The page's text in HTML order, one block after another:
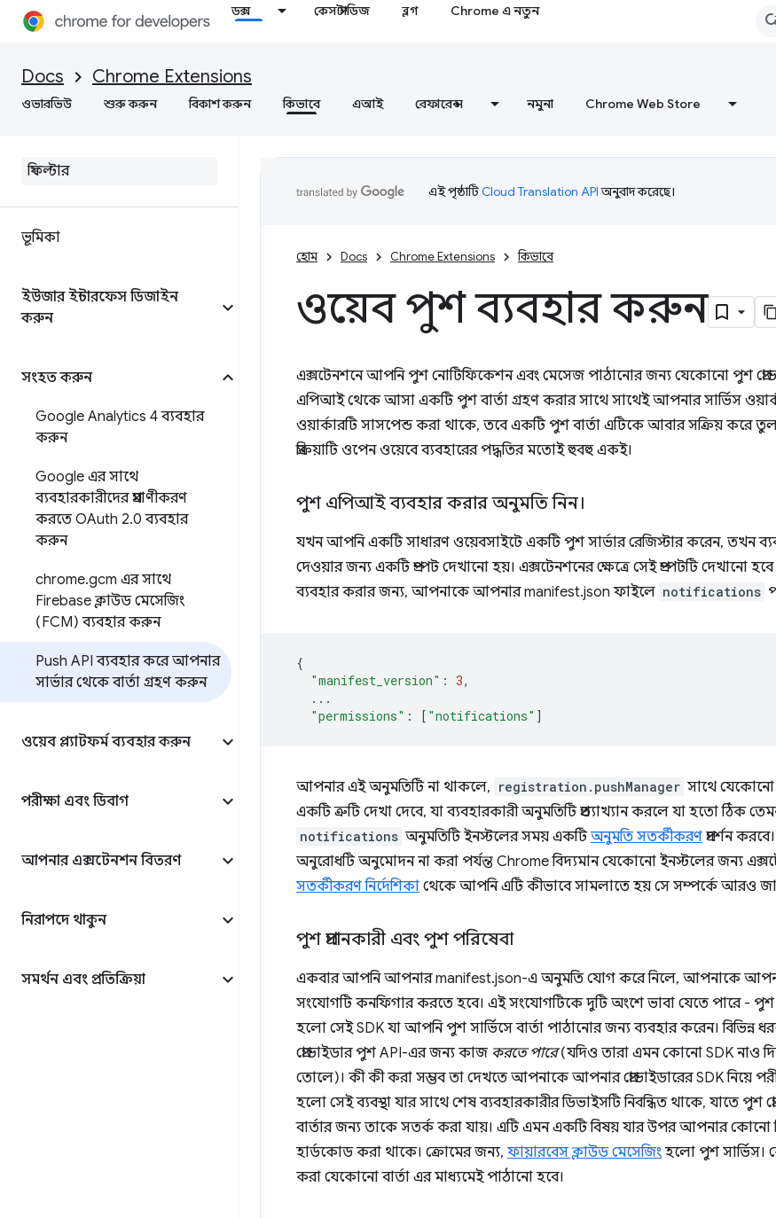
ডক্স কেস স্টাডিজ ব্লগ Chrome এ নতুন
Docs Chrome Extensions
ওভারভিউ শুরু করুন বিকাশ করুন কিভাবে এআই রেফারেন্স নমুনা Chrome Web Store
ভূমিকা
ইউজার ইন্টারফেস ডিজাইন
করুন
সংহত করুন
Google Analytics 4 ব্যবহার
করুন
Google এর সাথে
ব্যবহারকারীদের প্রমাণীকরণ
করতে OAuth 2.0 ব্যবহার
করুন
chrome.gcm এর সাথে
Firebase ক্লাউড মেসেজিং
(FCM) ব্যবহার করুন
Push API ব্যবহার করে আপনার
সার্ভার থেকে বার্তা গ্রহণ করুন
ওয়েব প্ল্যাটফর্ম ব্যবহার করুন
পরীক্ষা এবং ডিবাগ
আপনার এক্সটেনশন বিতরণ
নিরাপদে থাকুন
সমর্থন এবং প্রতিক্রিয়া
এই পৃষ্ঠাটিCloud Translation APIঅনুবাদ করেছে।
হোম Docs Chrome Extensions কিভাবে
ওয়েব পুশ ব্যবহার করুন
এক্সটেনশনে আপনি পুশ নোটিফিকেশন এবং মেসেজ পাঠানোর জন্য যেকোনো পুশ
এপিআই থেকে আসা একটি পুশ বার্তা গ্রহণ করার সাথে সাথেই আপনার সার্ভিস ওয়ার্কার
ওয়ার্কারটি সাসপেন্ড করা থাকে, তবে একটি পুশ বার্তা এটিকে আবার সক্রিয় করে
প্রক্রিয়াটি ওপেন ওয়েবে ব্যবহারের পদ্ধতির মতোই হুবহু একই।
পুশ এপিআই ব্যবহার করার অনুমতি নিন।
যখন আপনি একটি সাধারণ ওয়েবসাইটে একটি পুশ সার্ভার রেজিস্টার করেন, তখন
দেওয়ার জন্য একটি প্রম্পট দেখানো হয়। এক্সটেনশনের ক্ষেত্রে সেই প্রম্পটটি
ব্যবহার করার জন্য, আপনাকে আপনার manifest.json ফাইলে notifications
{
"manifest_version" : 3,
...
"permissions" : [ "notifications" ]
আপনার এই অনুমতিটি না থাকলে, registration.pushManager সাথে যেকোনো
একটি ত্রুটি দেখা দেবে, যা ব্যবহারকারী অনুমতিটি প্রত্যাখ্যান করলে যা হতো ঠিক
notifications অনুমতিটি ইনস্টলের সময় একটিঅনুমতি সতর্কীকরণ প্রদর্শন
অনুরোধটি অনুমোদন না করা পর্যন্ত Chrome বিদ্যমান যেকোনো ইনস্টলের জন্য
সতর্কীকরণ নির্দেশিকা থেকে আপনি এটি কীভাবে সামলাতে হয় সে সম্পর্কে আরও
পুশ প্রদানকারী এবং পুশ পরিষেবা
একবার আপনি আপনার manifest.json-এ অনুমতি যোগ করে নিলে, আপনাকে
সংযোগটি কনফিগার করতে হবে। এই সংযোগটিকে দুটি অংশে ভাবা যেতে পারে - পুশ
হলো সেই SDK যা আপনি পুশ সার্ভিসে বার্তা পাঠানোর জন্য ব্যবহার করেন। বিভিন্ন
প্রোভাইডার পুশ API-এর জন্য কাজ করতে পারে(যদিও তারা এমন কোনো SDK নাও
তোলে)। কী কী করা সম্ভব তা দেখতে আপনাকে আপনার প্রোভাইডারের SDK নিয়ে
হলো সেই ব্যবস্থা যার সাথে শেষ ব্যবহারকারীর ডিভাইসটি নিবন্ধিত থাকে, যাতে পুশ
বার্তার জন্য তাকে সতর্ক করা যায়। এটি এমন একটি বিষয় যার উপর আপনার কোনো
হার্ডকোড করা থাকে। ক্রোমের জন্য, ফায়ারবেস ক্লাউড মেসেজিং হলো পুশ সার্ভিস।
করা যেকোনো বার্তা এর মাধ্যমেই পাঠানো হবে।